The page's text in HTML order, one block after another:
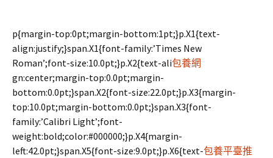
p{margin-top:0pt;margin-bottom:1pt;}p.X1{text-
align:justify;}span.X1{font-family:’Times New
Roman’;font-size:10.0pt;}p.X2{text-ali包養網
gn:center;margin-top:0.0pt;margin-
bottom:0.0pt;}span.X2{font-size:22.0pt;}p.X3{margin-
top:10.0pt;margin-bottom:0.0pt;}span.X3{font-
family:’Calibri Light’;font-
weight:bold;color:#000000;}p.X4{margin-
left:42.0pt;}span.X5{font-size:9.0pt;}p.X6{text-包養平臺推